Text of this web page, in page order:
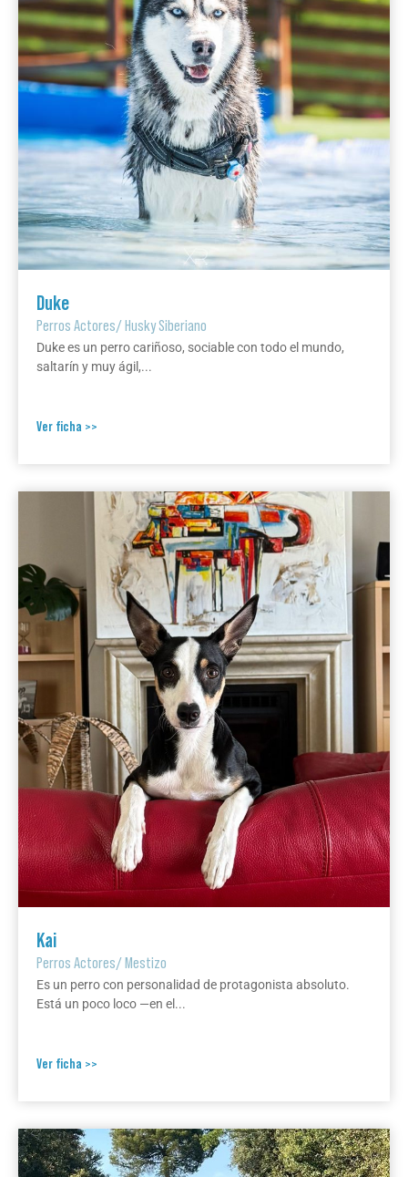
Duke
Perros Actores/Husky Siberiano
Duke es un perro cariñoso, sociable con todo el mundo,
saltarín y muy ágil,...
Ver ficha >>
Kai
Perros Actores/Mestizo
Es un perro con personalidad de protagonista absoluto.
Está un poco loco —en el...
Ver ficha >>